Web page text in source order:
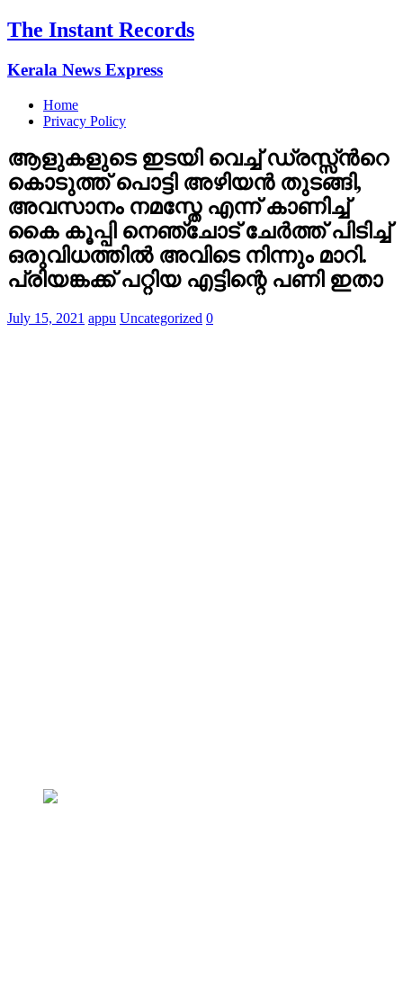
The Instant Records
Kerala News Express
Home
Privacy Policy
ആളുകളുടെ ഇടയി വെച്ച് ഡ്രസ്സ്‌ന്‍റെ
കൊടുത്ത് പൊട്ടി അഴിയന്‍ തുടങ്ങി,
അവസാനം നമസ്തേ എന്ന് കാണിച്ച്
കൈ കൂപ്പി നെഞ്ചോട് ചേര്‍ത്ത് പിടിച്ച്
ഒരുവിധത്തില്‍ അവിടെ നിന്നും മാറി.
പ്രിയങ്കക്ക് പറ്റിയ എട്ടിന്റെ പണി ഇതാ
July 15, 2021 appu Uncategorized 0